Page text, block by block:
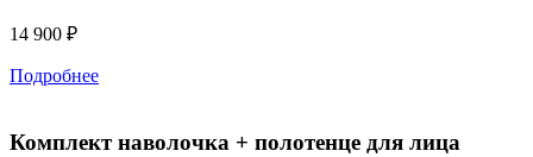
14 900 ₽
Подробнее
Комплект наволочка + полотенце для лица